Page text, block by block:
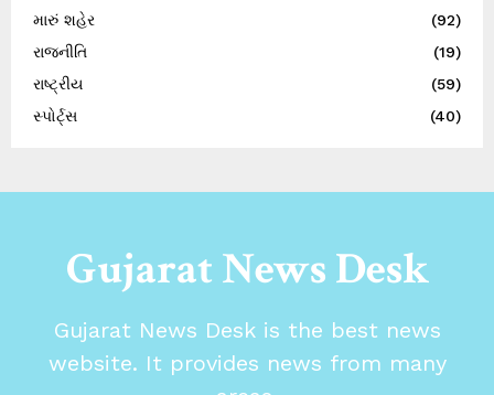
મારું શહેર
(92)
રાજનીતિ
(19)
રાષ્ટ્રીય
(59)
સ્પોર્ટ્સ
(40)
Gujarat News Desk
Gujarat News Desk is the best news
website. It provides news from many